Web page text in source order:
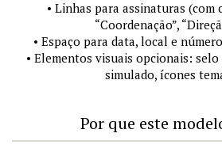
• Linhas para assinaturas (com
“Coordenação”,
• Espaço para data, local e
• Elementos visuais opcionais:
simulado, ícones
Por que este